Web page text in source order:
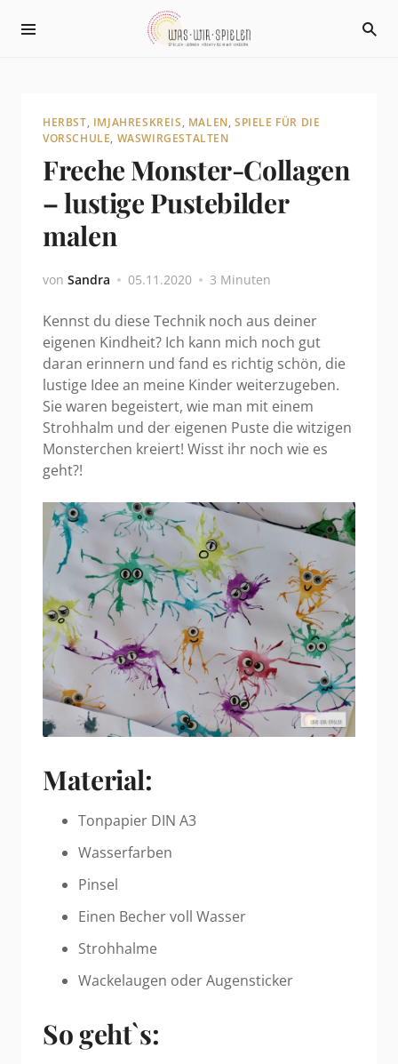
HERBST, IMJAHRESKREIS, MALEN,SPIELE FÜR DIE
VORSCHULE, WASWIRGESTALTEN
Freche Monster-Collagen
– lustige Pustebilder
malen
von Sandra 05.11.2020 3 Minuten
Kennst du diese Technik noch aus deiner
eigenen Kindheit? Ich kann mich noch gut
daran erinnern und fand es richtig schön, die
lustige Idee an meine Kinder weiterzugeben.
Sie waren begeistert, wie man mit einem
Strohhalm und der eigenen Puste die witzigen
Monsterchen kreiert! Wisst ihr noch wie es
geht?!
Material:
Tonpapier DIN A3
Wasserfarben
Pinsel
Einen Becher voll Wasser
Strohhalme
Wackelaugen oder Augensticker
So geht`s: